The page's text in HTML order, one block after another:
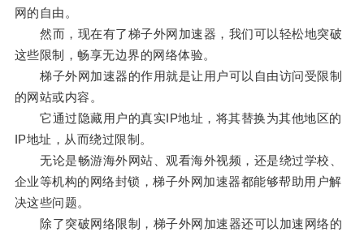
网的自由。
然而，现在有了梯子外网加速器，我们可以轻松地突破
这些限制，畅享无边界的网络体验。
梯子外网加速器的作用就是让用户可以自由访问受限制
的网站或内容。
它通过隐藏用户的真实IP地址，将其替换为其他地区的
IP地址，从而绕过限制。
无论是畅游海外网站、观看海外视频，还是绕过学校、
企业等机构的网络封锁，梯子外网加速器都能够帮助用户解
决这些问题。
除了突破网络限制，梯子外网加速器还可以加速网络的